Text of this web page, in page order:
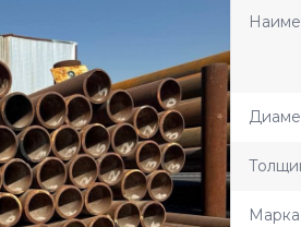
Марка